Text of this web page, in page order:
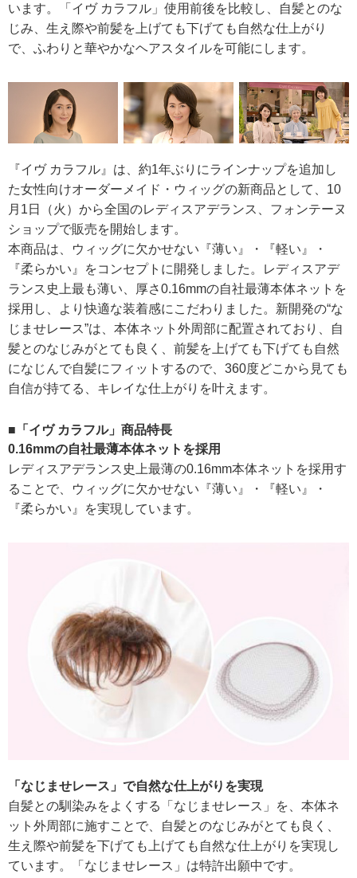
います。「イヴ カラフル」使用前後を比較し、自髪とのな
じみ、生え際や前髪を上げても下げても自然な仕上がり
で、ふわりと華やかなヘアスタイルを可能にします。
『イヴ カラフル』は、約1年ぶりにラインナップを追加し
た女性向けオーダーメイド・ウィッグの新商品として、10
月1日（火）から全国のレディスアデランス、フォンテーヌ
ショップで販売を開始します。
本商品は、ウィッグに欠かせない『薄い』・『軽い』・
『柔らかい』をコンセプトに開発しました。レディスアデ
ランス史上最も薄い、厚さ0.16mmの自社最薄本体ネットを
採用し、より快適な装着感にこだわりました。新開発の“な
じませレース”は、本体ネット外周部に配置されており、自
髪とのなじみがとても良く、前髪を上げても下げても自然
になじんで自髪にフィットするので、360度どこから見ても
自信が持てる、キレイな仕上がりを叶えます。
■「イヴ カラフル」商品特長
0.16mmの自社最薄本体ネットを採用
レディスアデランス史上最薄の0.16mm本体ネットを採用す
ることで、ウィッグに欠かせない『薄い』・『軽い』・
『柔らかい』を実現しています。
「なじませレース」で自然な仕上がりを実現
自髪との馴染みをよくする「なじませレース」を、本体ネ
ット外周部に施すことで、自髪とのなじみがとても良く、
生え際や前髪を下げても上げても自然な仕上がりを実現し
ています。「なじませレース」は特許出願中です。